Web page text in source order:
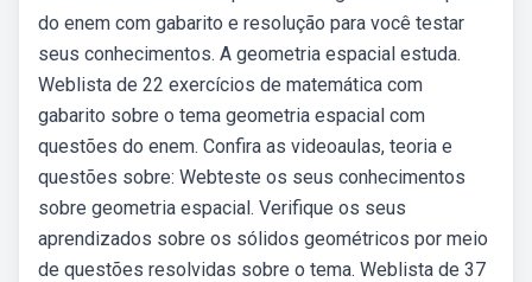
do enem com gabarito e resolução para você testar
seus conhecimentos. A geometria espacial estuda.
Weblista de 22 exercícios de matemática com
gabarito sobre o tema geometria espacial com
questões do enem. Confira as videoaulas, teoria e
questões sobre: Webteste os seus conhecimentos
sobre geometria espacial. Verifique os seus
aprendizados sobre os sólidos geométricos por meio
de questões resolvidas sobre o tema. Weblista de 37